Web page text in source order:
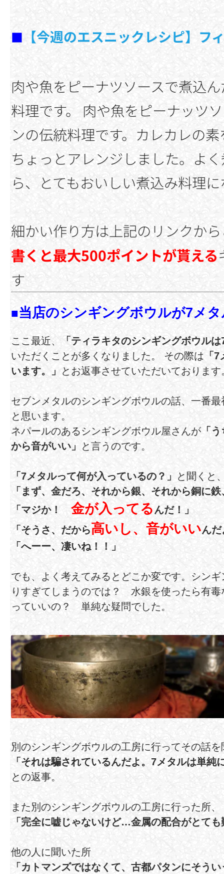
■ 【今週のエスニックレシピ】フ
肉や魚をピーナツソースで煮込
料理です。 肉や魚をピーナッツ
ンの伝統料理です。カレカレの
ちょっとアレンジしました。よ
ら、とてもおいしい煮込み料理
細かい作り方は上記のリンクか
書くと最大500ポイントが貰える
す
■当店のシンギングボウルが7メ
ここ最近、
「ティラキタのシンギングボウル
いただくことが多くなりました。 その際は 「
います。」
とお返事させていただいております
セブンメタルのシンギングボウルの話、一番
と思います。
ネパールのあるシンギングボウル屋さんが 「
から音がいい」
と言うのです。
「7メタルって何が入っているの？」
と聞くと
「まず、金だろ、それから銀、それから銅に
「マジか！ 金が入ってるんだ！」
「そうさ、だから高いし、音がいいんだ
「へーー、凄いね！！」
でも、よく考えてみるとどこか変です。シン
りすぎてしまうのでは？ 水銀を使ったら有
っていいの？ 単純な疑問でした。
別のシンギングボウルの工房に行ってその話
「それは騙されているんだよ。7メタルは単
との返事。
また別のシンギングボウルの工房に行った所、
「完全に嘘じゃないけど…金属の配合がとて
他の人に聞いた所
「カトマンズではなくて、古都パタンにそう